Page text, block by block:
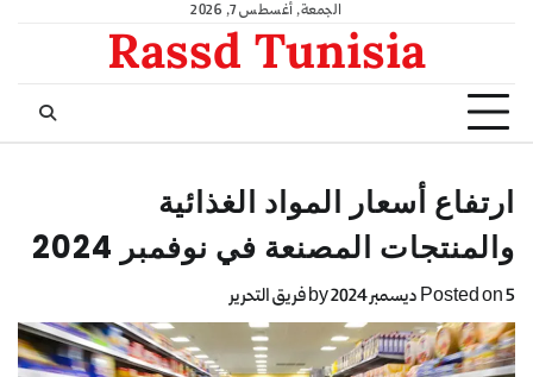
الجمعة, أغسطس 7, 2026
Rassd Tunisia
ارتفاع أسعار المواد الغذائية
والمنتجات المصنعة في نوفمبر 2024
Posted on5 ديسمبر 2024 فريق التحرير